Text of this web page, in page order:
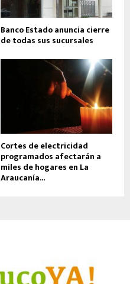
Banco Estado anuncia cierre
de todas sus sucursales
Cortes de electricidad
programados afectarán a
miles de hogares en La
Araucanía...